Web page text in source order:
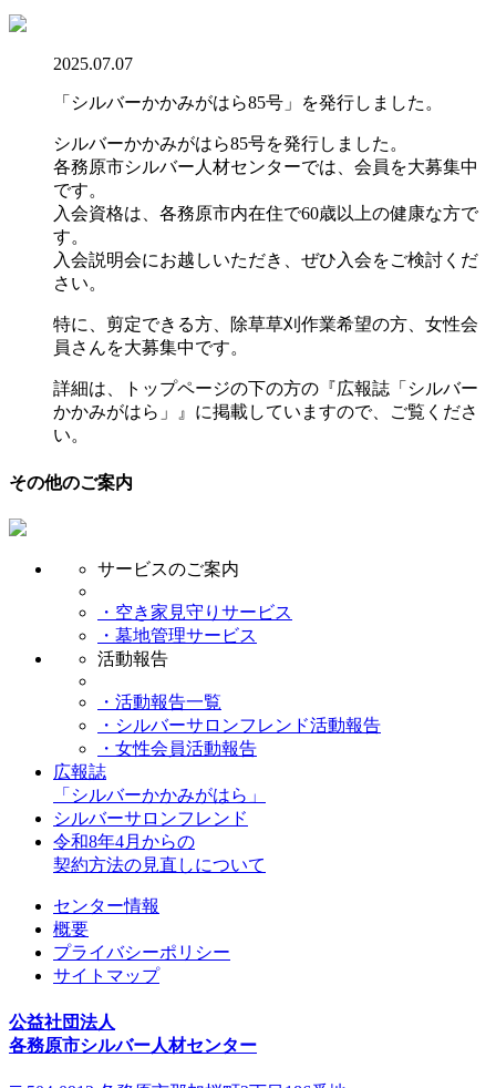
2025.07.07
「シルバーかかみがはら85号」を発行しました。
シルバーかかみがはら85号を発行しました。
各務原市シルバー人材センターでは、会員を大募集中
です。
入会資格は、各務原市内在住で60歳以上の健康な方で
す。
入会説明会にお越しいただき、ぜひ入会をご検討くだ
さい。
特に、剪定できる方、除草草刈作業希望の方、女性会
員さんを大募集中です。
詳細は、トップページの下の方の『広報誌「シルバー
かかみがはら」』に掲載していますので、ご覧くださ
い。
その他のご案内
サービスのご案内
・空き家見守りサービス
・墓地管理サービス
活動報告
・活動報告一覧
・シルバーサロンフレンド活動報告
・女性会員活動報告
広報誌
「シルバーかかみがはら」
シルバーサロンフレンド
令和8年4月からの
契約方法の見直しについて
センター情報
概要
プライバシーポリシー
サイトマップ
公益社団法人
各務原市シルバー人材センター